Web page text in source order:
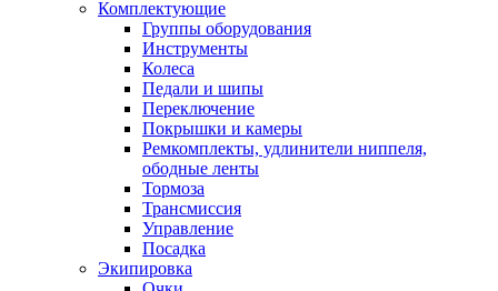
Комплектующие
Группы оборудования
Инструменты
Колеса
Педали и шипы
Переключение
Покрышки и камеры
Ремкомплекты, удлинители ниппеля,
ободные ленты
Тормоза
Трансмиссия
Управление
Посадка
Экипировка